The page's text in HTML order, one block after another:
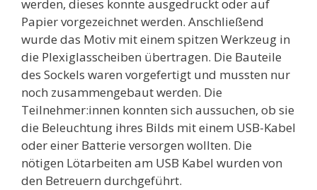
werden, dieses konnte ausgedruckt oder auf
Papier vorgezeichnet werden. Anschließend
wurde das Motiv mit einem spitzen Werkzeug in
die Plexiglasscheiben übertragen. Die Bauteile
des Sockels waren vorgefertigt und mussten nur
noch zusammengebaut werden. Die
Teilnehmer:innen konnten sich aussuchen, ob sie
die Beleuchtung ihres Bilds mit einem USB-Kabel
oder einer Batterie versorgen wollten. Die
nötigen Lötarbeiten am USB Kabel wurden von
den Betreuern durchgeführt.